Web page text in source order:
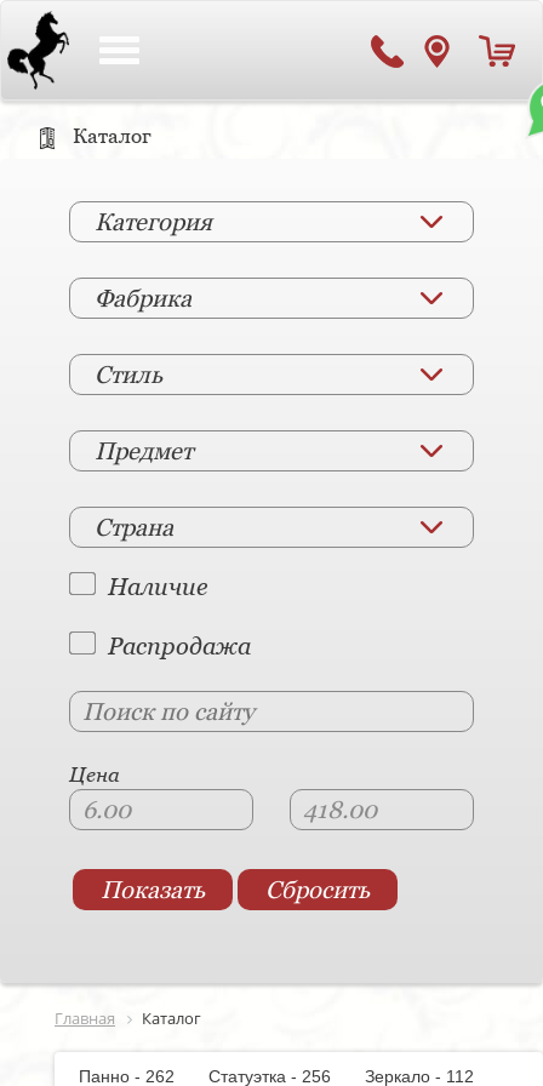
Каталог
Категория
Фабрика
Стиль
Предмет
Страна
Наличие
Распродажа
Цена
Главная Каталог
Панно - 262 Статуэтка - 256
Зеркало - 112